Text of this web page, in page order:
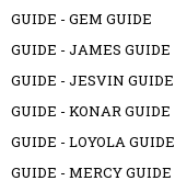
GUIDE - GEM GUIDE
GUIDE - JAMES GUIDE
GUIDE - JESVIN GUIDE
GUIDE - KONAR GUIDE
GUIDE - LOYOLA GUIDE
GUIDE - MERCY GUIDE